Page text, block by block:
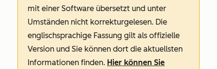
mit einer Software übersetzt und unter
Umständen nicht korrekturgelesen. Die
englischsprachige Fassung gilt als offizielle
Version und Sie können dort die aktuellsten
Informationen finden. Hier können Sie